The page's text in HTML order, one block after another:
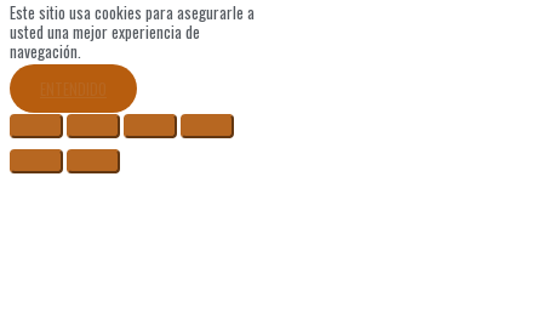
Este sitio usa cookies para asegurarle a
usted una mejor experiencia de
navegación.